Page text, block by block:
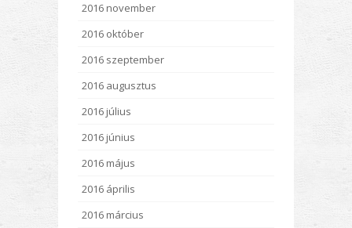
2016 november
2016 október
2016 szeptember
2016 augusztus
2016 július
2016 június
2016 május
2016 április
2016 március